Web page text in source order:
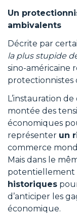
Un
ambivalents
Décrite par
la plus stupide
sino-américaine
protectionnistes
L’instauration
montée des
économiques
représenter un
commerce
Mais dans le
potentiellement
historiques
d’anticiper les
économique.